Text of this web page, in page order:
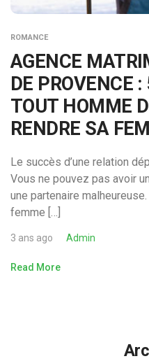
ROMANCE
AGENCE
DE PROVENCE
TOUT HOMME
RENDRE SA
Le succès d’une relation
Vous ne pouvez pas avoir
une partenaire
femme […]
3 ans ago Admin
Read More